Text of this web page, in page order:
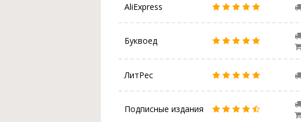
AliExpress
Буквоед
ЛитРес
Подписные издания